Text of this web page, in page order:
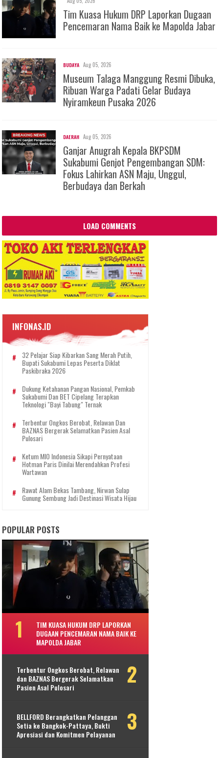
Tim Kuasa Hukum DRP Laporkan Dugaan
Pencemaran Nama Baik ke Mapolda Jabar
BUDAYA Aug 05, 2026
Museum Talaga Manggung Resmi Dibuka,
Ribuan Warga Padati Gelar Budaya
Nyiramkeun Pusaka 2026
DAERAH Aug 05, 2026
Ganjar Anugrah Kepala BKPSDM
Sukabumi Genjot Pengembangan SDM:
Fokus Lahirkan ASN Maju, Unggul,
Berbudaya dan Berkah
LOAD COMMENTS
INFONAS.ID
32 Pelajar Siap Kibarkan Sang Merah Putih,
Bupati Sukabumi Lepas Peserta Diklat
Paskibraka 2026
Dukung Ketahanan Pangan Nasional, Pemkab
Sukabumi Dan BET Cipelang Terapkan
Teknologi "Bayi Tabung" Ternak
Terbentur Ongkos Berobat, Relawan Dan
BAZNAS Bergerak Selamatkan Pasien Asal
Pulosari
Ketum MIO Indonesia Sikapi Pernyataan
Hotman Paris Dinilai Merendahkan Profesi
Wartawan
Rawat Alam Bekas Tambang, Nirwan Sulap
Gunung Sembung Jadi Destinasi Wisata Hijau
POPULAR POSTS
TIM KUASA HUKUM DRP LAPORKAN
DUGAAN PENCEMARAN NAMA BAIK KE
MAPOLDA JABAR
Terbentur Ongkos Berobat, Relawan
dan BAZNAS Bergerak Selamatkan
Pasien Asal Pulosari
BELLFORD Berangkatkan Pelanggan
Setia ke Bangkok-Pattaya, Bukti
Apresiasi dan Komitmen Pelayanan